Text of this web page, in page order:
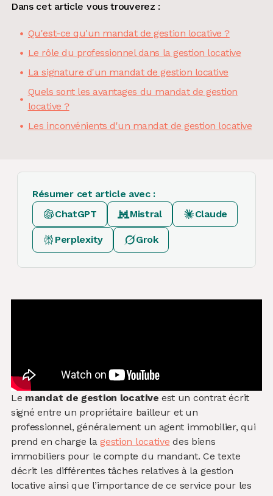
Dans cet article vous trouverez :
Qu'est-ce qu'un mandat de gestion locative ?
Le rôle du professionnel dans la gestion locative
La signature d'un mandat de gestion locative
Quels sont les avantages du mandat de gestion
locative ?
Les inconvénients d'un mandat de gestion locative
Résumer cet article avec :
ChatGPT
Mistral Claude
Perplexity Grok
Le mandat de gestion locative est un contrat écrit
signé entre un propriétaire bailleur et un
professionnel, généralement un agent immobilier, qui
prend en charge lagestion locative des biens
immobiliers pour le compte du mandant. Ce texte
décrit les différentes tâches relatives à la gestion
locative ainsi que l’importance de ce service pour les